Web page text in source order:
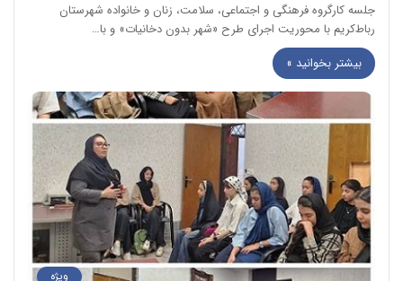
جلسه کارگروه فرهنگی و اجتماعی، سلامت، زنان و خانواده شهرستان
رباط‌کریم با محوریت اجرای طرح «شهر بدون دخانیات» و با…
بیشتر بخوانید »
ویژه